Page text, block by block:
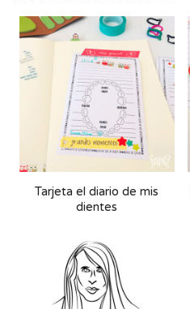
Tarjeta el diario de mis
dientes